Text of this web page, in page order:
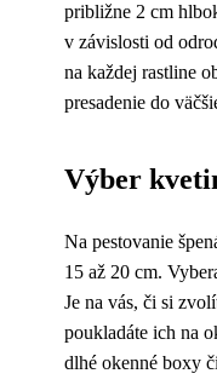
približne 2 cm
v závislosti od
na každej rastline
presadenie do
Výber
Na pestovanie
15 až 20 cm.
Je na vás, či si
poukladáte ich na
dlhé okenné boxy